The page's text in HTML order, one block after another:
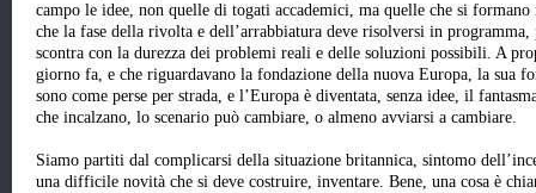
campo le idee, non quelle di togati accademici, ma quelle che si
che la fase della rivolta e dell’arrabbiatura deve risolversi in
scontra con la durezza dei problemi reali e delle soluzioni possibili. A
giorno fa, e che riguardavano la fondazione della nuova Europa, la sua
sono come perse per strada, e l’Europa è diventata, senza idee, il
che incalzano, lo scenario può cambiare, o almeno avviarsi a cambiare.
Siamo partiti dal complicarsi della situazione britannica, sintomo
una difficile novità che si deve costruire, inventare. Bene, una cosa è